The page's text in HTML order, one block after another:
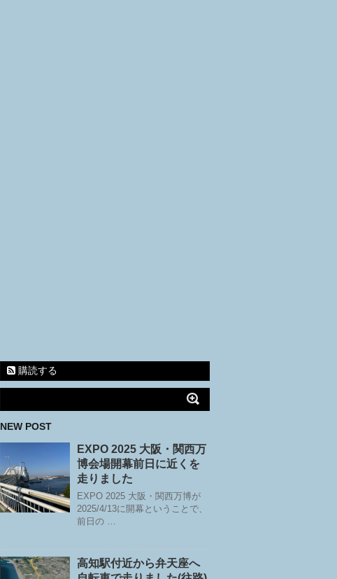
購読する
NEW POST
EXPO 2025 大阪・関西万
博会場開幕前日に近くを
走りました
EXPO 2025 大阪・関西万博が
2025/4/13に開幕ということで、
前日の …
高知駅付近から弁天座へ